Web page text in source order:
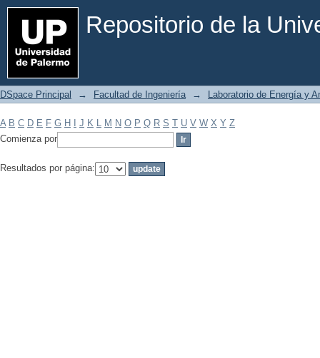
Repositorio de la
Filtrar por: Materia
DSpace Principal → Facultad de Ingeniería → Laboratorio de Energía y
A B C D E F G H J K L M N O P Q R S T U V W X Y Z
Comienza por
Resultados por página: